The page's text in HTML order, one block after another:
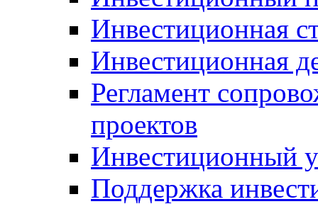
Инвестиционная
Инвестиционная
Регламент
проектов
Инвестиционный
Поддержка